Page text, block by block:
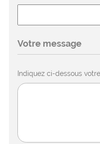
Votre message
Indiquez ci-dessous